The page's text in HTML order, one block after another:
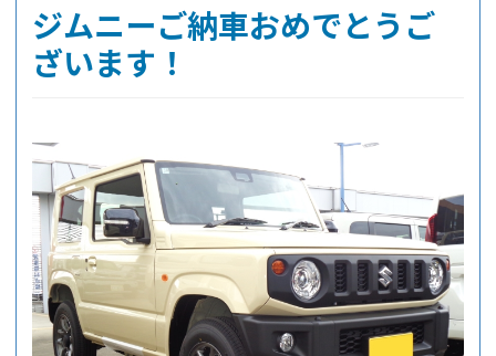
ジムニーご納車おめでとうご
ざいます！